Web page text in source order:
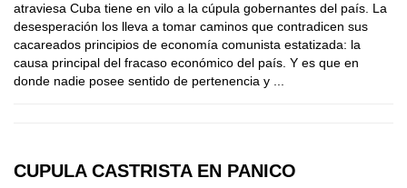
atraviesa Cuba tiene en vilo a la cúpula gobernantes del país. La
desesperación los lleva a tomar caminos que contradicen sus
cacareados principios de economía comunista estatizada: la
causa principal del fracaso económico del país. Y es que en
donde nadie posee sentido de pertenencia y ...
CUPULA CASTRISTA EN PANICO